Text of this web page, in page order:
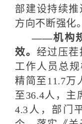
部建设持续
方向不断强化。
——机构
效。 经过压茬
工作人员总规
精简至11.7万
至36.4人，主
4.3人，部门